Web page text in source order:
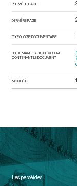
PREMIÈRE PAGE
DERNIÈRE PAGE
TYPOLOGIE DOCUMENTAIRE
URI DU MANIFEST IIIF DU VOLUME
CONTENANT LE DOCUMENT
MODIFIÉ LE
Les perséides